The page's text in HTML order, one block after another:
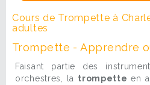
Cours de Trompette à
adultes
Trompette - Apprendre
Faisant partie des
orchestres, la trompette en